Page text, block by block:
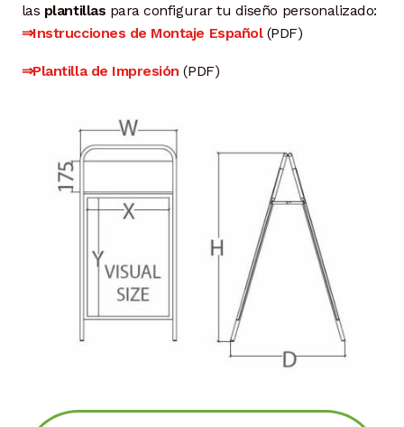
las plantillas para configurar tu diseño personalizado:
⇒Instrucciones de Montaje Español(PDF)
⇒Plantilla de Impresión (PDF)